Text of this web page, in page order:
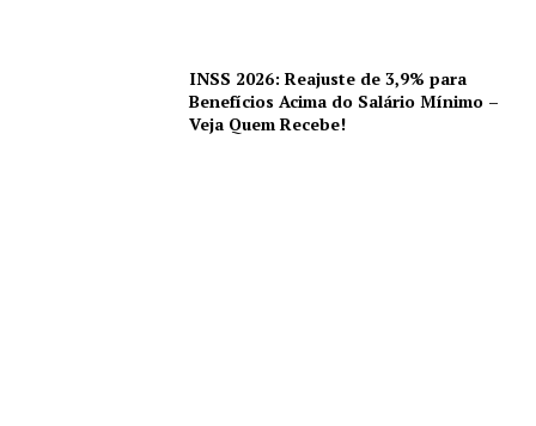
INSS 2026: Reajuste de 3,9% para
Benefícios Acima do Salário Mínimo –
Veja Quem Recebe!